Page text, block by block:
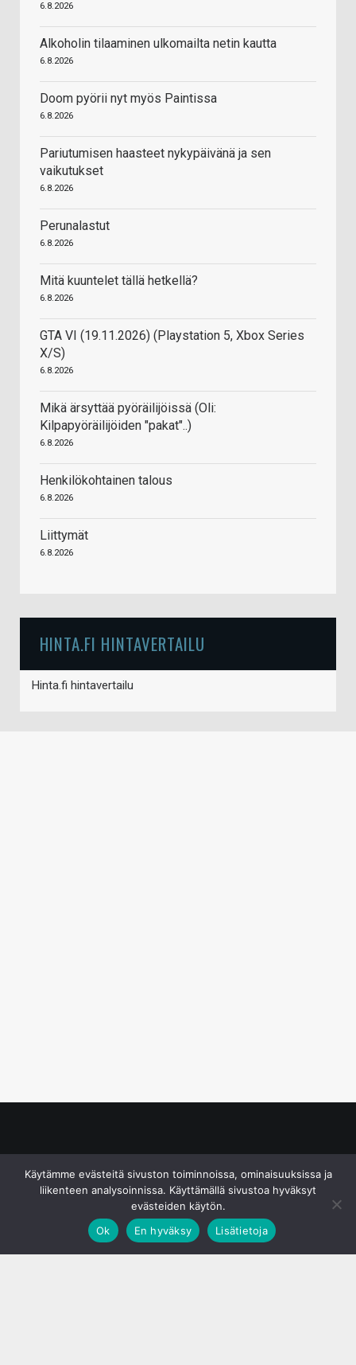
6.8.2026
Alkoholin tilaaminen ulkomailta netin kautta
6.8.2026
Doom pyörii nyt myös Paintissa
6.8.2026
Pariutumisen haasteet nykypäivänä ja sen
vaikutukset
6.8.2026
Perunalastut
6.8.2026
Mitä kuuntelet tällä hetkellä?
6.8.2026
GTA VI (19.11.2026) (Playstation 5, Xbox Series
X/S)
6.8.2026
Mikä ärsyttää pyöräilijöissä (Oli:
Kilpapyöräilijöiden "pakat"..)
6.8.2026
Henkilökohtainen talous
6.8.2026
Liittymät
6.8.2026
HINTA.FI HINTAVERTAILU
Hinta.fi hintavertailu
Käytämme evästeitä sivuston toiminnoissa, ominaisuuksissa ja
liikenteen analysoinnissa. Käyttämällä sivustoa hyväksyt
evästeiden käytön.
Ok
En hyväksy Lisätietoja